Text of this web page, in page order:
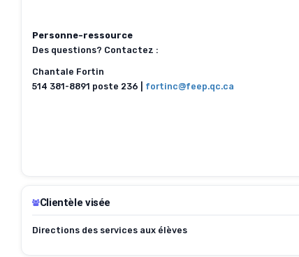
Personne-ressource
Des questions? Contactez :
Chantale Fortin
514 381-8891 poste 236 | fortinc@feep.qc.ca
Clientèle visée
Directions des services aux élèves